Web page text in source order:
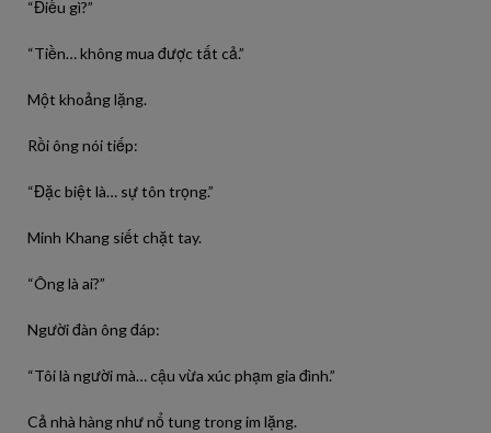
“Điều gì?”
“Tiền… không mua được tất cả.”
Một khoảng lặng.
Rồi ông nói tiếp:
“Đặc biệt là… sự tôn trọng.”
Minh Khang siết chặt tay.
“Ông là ai?”
Người đàn ông đáp:
“Tôi là người mà… cậu vừa xúc phạm gia đình.”
Cả nhà hàng như nổ tung trong im lặng.